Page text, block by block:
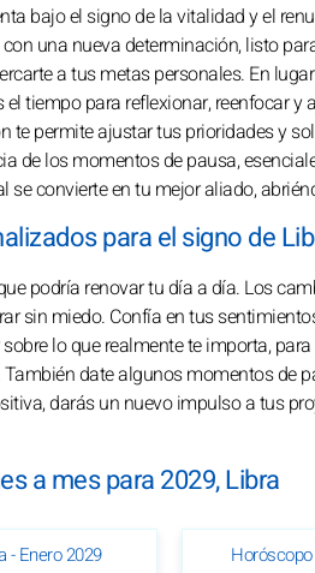
bajo el signo de la vitalidad y el
una nueva determinación, listo
a tus metas personales. En
tiempo para reflexionar, reenfocar
te permite ajustar tus prioridades y
de los momentos de pausa,
se convierte en tu mejor aliado,
para el signo de
podría renovar tu día a día. Los
sin miedo. Confía en tus
lo que realmente te importa,
También date algunos momentos de
darás un nuevo impulso a tus
a mes para 2029, Libra
- Enero 2029